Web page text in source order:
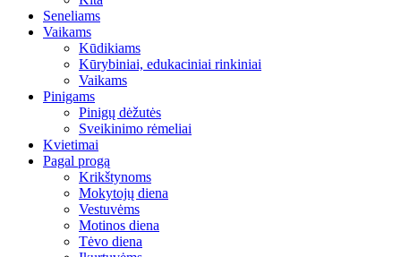
Seneliams
Vaikams
Kūdikiams
Kūrybiniai, edukaciniai rinkiniai
Vaikams
Pinigams
Pinigų dėžutės
Sveikinimo rėmeliai
Kvietimai
Pagal progą
Krikštynoms
Mokytojų diena
Vestuvėms
Motinos diena
Tėvo diena